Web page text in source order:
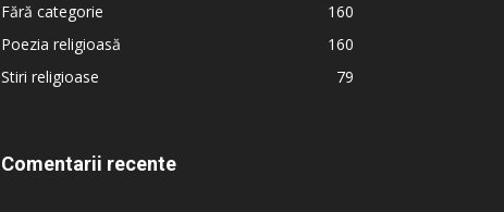
Fără categorie
160
Poezia religioasă
160
Stiri religioase
79
Comentarii recente